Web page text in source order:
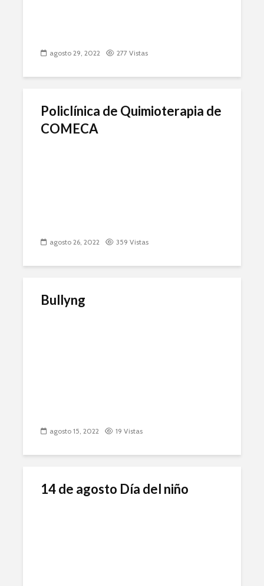
agosto 29, 2022 277 Vistas
Policlínica de Quimioterapia de
COMECA
agosto 26, 2022 359 Vistas
Bullyng
agosto 15, 2022 19 Vistas
14 de agosto Día del niño